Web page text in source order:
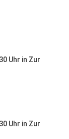
Uhr in Zur
Uhr in Zur